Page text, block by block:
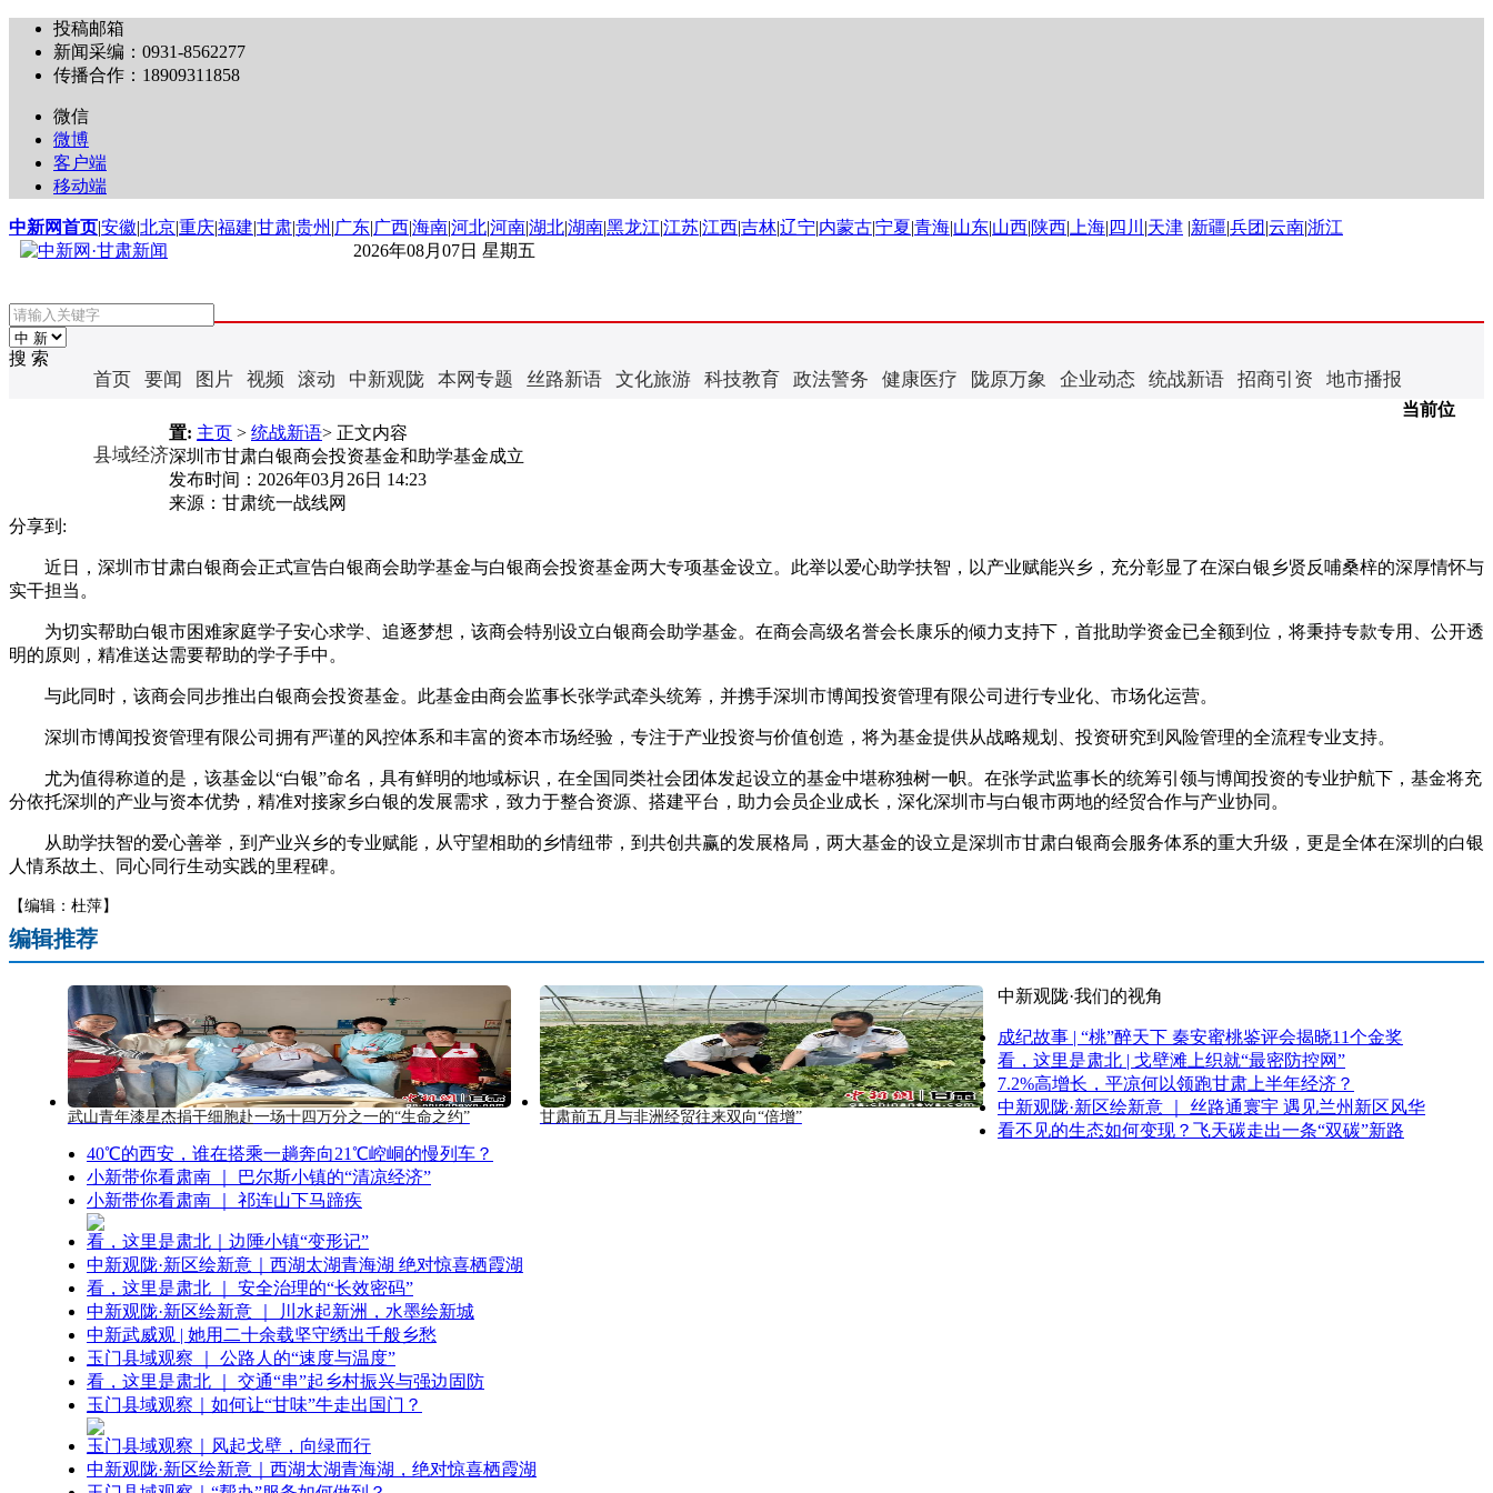
投稿邮箱
新闻采编：0931-8562277
传播合作：18909311858
微信
微博
客户端
移动端
中新网首页|安徽|北京|重庆|福建|甘肃|贵州 |广东|广西|海南|河北|河南|湖北|湖南|黑龙江|江苏|江西|吉林|辽宁|内蒙古|宁夏|青海|山东|山西|陕西| 上海| 四川 |天津 |新疆|兵团 |云南|浙江
2026年08月07日 星期五
搜 索
首页 要闻 图片 视频 滚动 中新观陇 本网专题 丝路新语 文化旅游 科技教育 政法警务 健康医疗 陇原万象 企业动态 统战新语 招商引资 地市播报
县域经济
当前位
置: 主页 > 统战新语> 正文内容
深圳市甘肃白银商会投资基金和助学基金成立
发布时间： 2026年03月26日 14:23
来源： 甘肃统一战线网
分享到:
近日，深圳市甘肃白银商会正式宣告白银商会助学基金与白银商会投资基金两大专项基金设立。此举以爱心助学扶智，以产业赋能兴乡，充分彰显了在深白银乡贤反哺桑梓的深厚情怀与
实干担当。
为切实帮助白银市困难家庭学子安心求学、追逐梦想，该商会特别设立白银商会助学基金。在商会高级名誉会长康乐的倾力支持下，首批助学资金已全额到位，将秉持专款专用、公开透
明的原则，精准送达需要帮助的学子手中。
与此同时，该商会同步推出白银商会投资基金。此基金由商会监事长张学武牵头统筹，并携手深圳市博闻投资管理有限公司进行专业化、市场化运营。
深圳市博闻投资管理有限公司拥有严谨的风控体系和丰富的资本市场经验，专注于产业投资与价值创造，将为基金提供从战略规划、投资研究到风险管理的全流程专业支持。
尤为值得称道的是，该基金以“白银”命名，具有鲜明的地域标识，在全国同类社会团体发起设立的基金中堪称独树一帜。在张学武监事长的统筹引领与博闻投资的专业护航下，基金将充
分依托深圳的产业与资本优势，精准对接家乡白银的发展需求，致力于整合资源、搭建平台，助力会员企业成长，深化深圳市与白银市两地的经贸合作与产业协同。
从助学扶智的爱心善举，到产业兴乡的专业赋能，从守望相助的乡情纽带，到共创共赢的发展格局，两大基金的设立是深圳市甘肃白银商会服务体系的重大升级，更是全体在深圳的白银
人情系故土、同心同行生动实践的里程碑。
【编辑：杜萍】
编辑推荐
武山青年漆星杰捐干细胞赴一场十四万分之一的“生命之约” 甘肃前五月与非洲经贸往来双向“倍增”
中新观陇·我们的视角
成纪故事 | “桃”醉天下 秦安蜜桃鉴评会揭晓11个金奖
看，这里是肃北 | 戈壁滩上织就“最密防控网”
7.2%高增长，平凉何以领跑甘肃上半年经济？
中新观陇·新区绘新意 ｜ 丝路通寰宇 遇见兰州新区风华
看不见的生态如何变现？飞天碳走出一条“双碳”新路
40℃的西安，谁在搭乘一趟奔向21℃崆峒的慢列车？
小新带你看肃南 ｜ 巴尔斯小镇的“清凉经济”
小新带你看肃南 ｜ 祁连山下马蹄疾
看，这里是肃北｜边陲小镇“变形记”
中新观陇·新区绘新意｜西湖太湖青海湖 绝对惊喜栖霞湖
看，这里是肃北 ｜ 安全治理的“长效密码”
中新观陇·新区绘新意 ｜ 川水起新洲，水墨绘新城
中新武威观 | 她用二十余载坚守绣出千般乡愁
玉门县域观察 ｜ 公路人的“速度与温度”
看，这里是肃北 ｜ 交通“串”起乡村振兴与强边固防
玉门县域观察｜如何让“甘味”牛走出国门？
玉门县域观察｜风起戈壁，向绿而行
中新观陇·新区绘新意｜西湖太湖青海湖，绝对惊喜栖霞湖